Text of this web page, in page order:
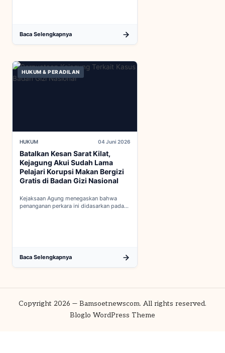
Baca Selengkapnya
HUKUM & PERADILAN
HUKUM 04 Juni 2026
Batalkan Kesan Sarat Kilat,
Kejagung Akui Sudah Lama
Pelajari Korupsi Makan Bergizi
Gratis di Badan Gizi Nasional
Kejaksaan Agung menegaskan bahwa
penanganan perkara ini didasarkan pada
Baca Selengkapnya
Copyright 2026 — Bamsoetnewscom. All rights reserved.
Bloglo WordPress Theme